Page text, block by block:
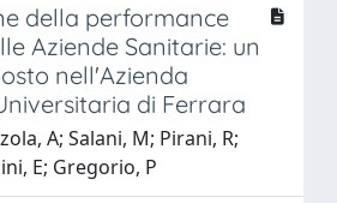
della performance
Aziende Sanitarie: un
nell'Azienda
di Ferrara
A; Salani, M; Pirani, R;
E; Gregorio, P